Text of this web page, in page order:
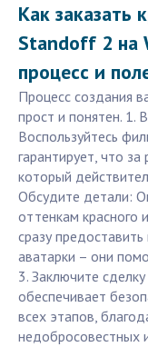
Как заказать
Standoff 2 на
процесс и
Процесс создания
прост и понятен. 1.
Воспользуйтесь
гарантирует, что
который
Обсудите детали:
оттенкам красного
сразу
аватарки – они
3. Заключите
обеспечивает
всех этапов,
недобросовестных